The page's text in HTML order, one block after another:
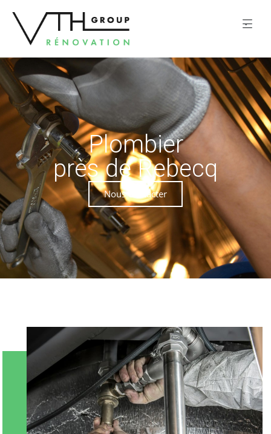
Plombier
près de Rebecq
Nous contacter